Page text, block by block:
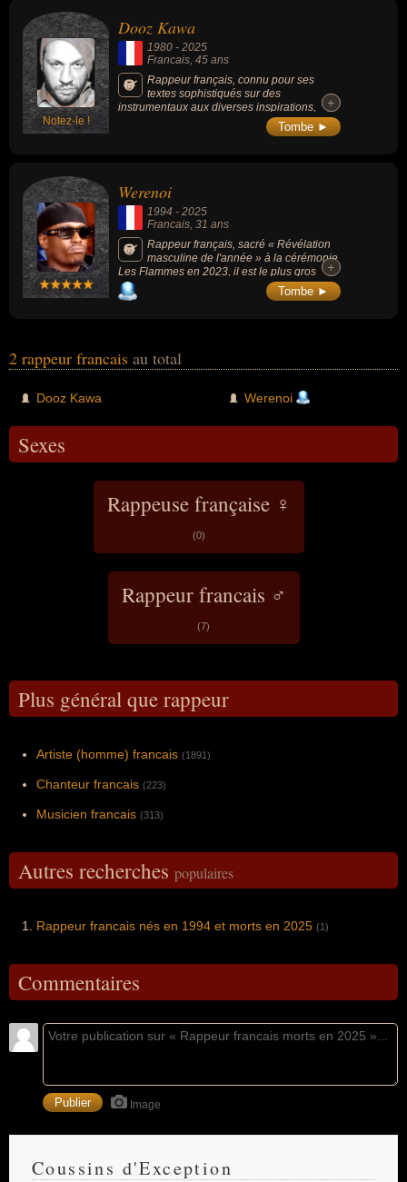
artiste, chanteur, musicien, compositeur ou compositeur de rap.
Notez-le !
Dooz Kawa
1980 - 2025
Francais, 45 ans
Rappeur français, connu pour ses
textes sophistiqués sur des
instrumentaux aux diverses inspirations,
notamment du jazz manouche et des
+
+
Tombe ►
Werenoi
1994 - 2025
Francais , 31 ans
Rappeur français, sacré « Révélation
masculine de l'année » à la cérémonie
Les Flammes en 2023, il est le plus gros
vendeur de disques en France en 2023 et en
2024.
+
+
Tombe ►
2 rappeur francais au total
Dooz Kawa Werenoi
Sexes
Rappeuse française ♀
(0)
Rappeur francais ♂
(7)
Plus général que rappeur
Artiste (homme) francais (1891)
Chanteur francais (223)
Musicien francais (313)
Autres recherches populaires
Rappeur francais nés en 1994 et morts en 2025 (1)
Commentaires
Image
Coussins d'Exception